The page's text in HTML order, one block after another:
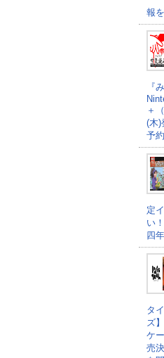
報
『
＋
(木)
予
定
い
四
タ
ズ
ケ
売